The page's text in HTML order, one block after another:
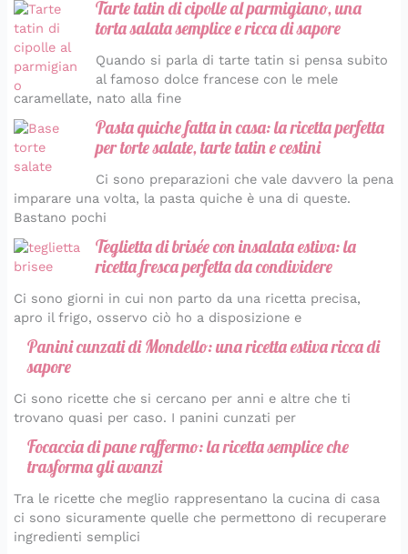
Tarte tatin di cipolle al parmigiano, una
torta salata semplice e ricca di sapore
Quando si parla di tarte tatin si pensa subito
al famoso dolce francese con le mele
caramellate, nato alla fine
Pasta quiche fatta in casa: la ricetta perfetta
per torte salate, tarte tatin e cestini
Ci sono preparazioni che vale davvero la pena
imparare una volta, la pasta quiche è una di queste.
Bastano pochi
Teglietta di brisée con insalata estiva: la
ricetta fresca perfetta da condividere
Ci sono giorni in cui non parto da una ricetta precisa,
apro il frigo, osservo ciò ho a disposizione e
Panini cunzati di Mondello: una ricetta estiva ricca di
sapore
Ci sono ricette che si cercano per anni e altre che ti
trovano quasi per caso. I panini cunzati per
Focaccia di pane raffermo: la ricetta semplice che
trasforma gli avanzi
Tra le ricette che meglio rappresentano la cucina di casa
ci sono sicuramente quelle che permettono di recuperare
ingredienti semplici